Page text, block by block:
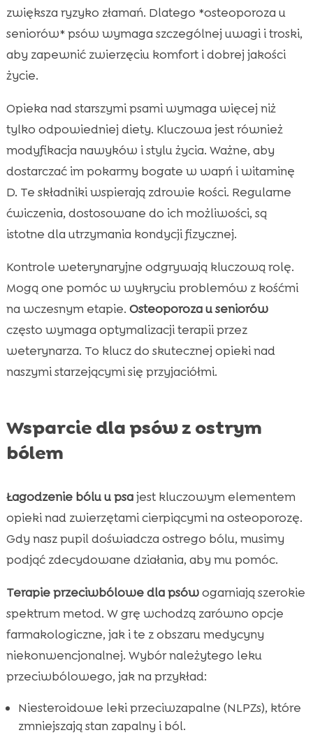
zwiększa ryzyko złamań. Dlatego *osteoporoza u
seniorów* psów wymaga szczególnej uwagi i troski,
aby zapewnić zwierzęciu komfort i dobrej jakości
życie.
Opieka nad starszymi psami wymaga więcej niż
tylko odpowiedniej diety. Kluczowa jest również
modyfikacja nawyków i stylu życia. Ważne, aby
dostarczać im pokarmy bogate w wapń i witaminę
D. Te składniki wspierają zdrowie kości. Regularne
ćwiczenia, dostosowane do ich możliwości, są
istotne dla utrzymania kondycji fizycznej.
Kontrole weterynaryjne odgrywają kluczową rolę.
Mogą one pomóc w wykryciu problemów z kośćmi
na wczesnym etapie. Osteoporoza u seniorów
często wymaga optymalizacji terapii przez
weterynarza. To klucz do skutecznej opieki nad
naszymi starzejącymi się przyjaciółmi.
Wsparcie dla psów z ostrym
bólem
Łagodzenie bólu u psajest kluczowym elementem
opieki nad zwierzętami cierpiącymi na osteoporozę.
Gdy nasz pupil doświadcza ostrego bólu, musimy
podjąć zdecydowane działania, aby mu pomóc.
Terapie przeciwbólowe dla psówogarniają szerokie
spektrum metod. W grę wchodzą zarówno opcje
farmakologiczne, jak i te z obszaru medycyny
niekonwencjonalnej. Wybór należytego leku
przeciwbólowego, jak na przykład:
Niesteroidowe leki przeciwzapalne (NLPZs), które
zmniejszają stan zapalny i ból.